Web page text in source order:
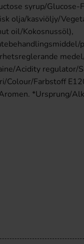
syrup/Glucose-
olja/kasviöljy/
oil/Kokosnussöl),
Acidity regulator/
Colour/Farbstoff
*Ursprung/